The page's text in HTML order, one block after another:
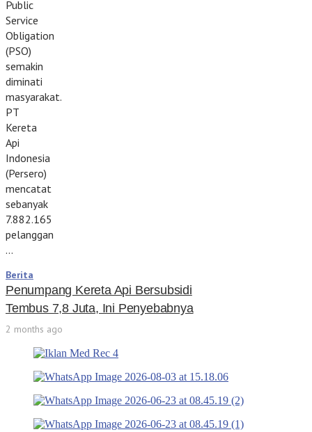
Public
Service
Obligation
(PSO)
semakin
diminati
masyarakat.
PT
Kereta
Api
Indonesia
(Persero)
mencatat
sebanyak
7.882.165
pelanggan
…
Berita
Penumpang Kereta Api Bersubsidi
Tembus 7,8 Juta, Ini Penyebabnya
2 months ago